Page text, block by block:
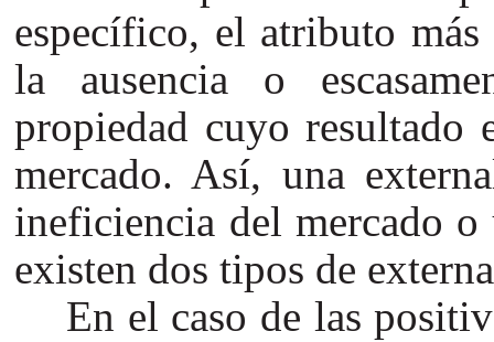
específico, el atributo
la ausencia o
propiedad cuyo resultado
mercado. Así, una
ineficiencia del mercado
existen dos tipos de
En el caso de las